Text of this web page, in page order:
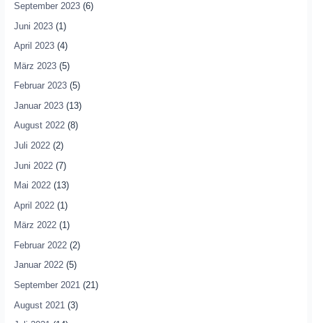
September 2023(6)
Juni 2023(1)
April 2023(4)
März 2023(5)
Februar 2023(5)
Januar 2023(13)
August 2022(8)
Juli 2022(2)
Juni 2022(7)
Mai 2022(13)
April 2022(1)
März 2022(1)
Februar 2022(2)
Januar 2022(5)
September 2021 (21)
August 2021 (3)